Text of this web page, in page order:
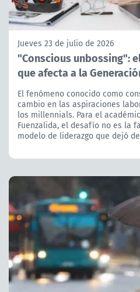
Jueves 23 de julio de 2026
"Conscious unbossing":
que afecta a la
El fenómeno conocido como
cambio en las aspiraciones
los millennials. Para el
Fuenzalida, el desafío no es la
modelo de liderazgo que dejó